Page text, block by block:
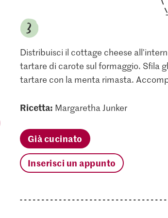
1.95
Migros Carote
4263
Distribuisci il cottage cheese
tartare di carote sul formaggio. Sfila
tartare con la menta rimasta.
Ricetta: Margaretha Junker
Già cucinato
Inserisci un appunto